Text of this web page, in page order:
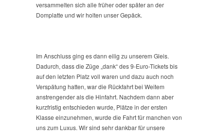
versammelten sich alle früher oder später an der
Domplatte und wir holten unser Gepäck.
Im Anschluss ging es dann eilig zu unserem Gleis.
Dadurch, dass die Züge „dank“ des 9-Euro-Tickets bis
auf den letzten Platz voll waren und dazu auch noch
Verspätung hatten, war die Rückfahrt bei Weitem
anstrengender als die Hinfahrt. Nachdem dann aber
kurzfristig entschieden wurde, Plätze in der ersten
Klasse einzunehmen, wurde die Fahrt für manchen von
uns zum Luxus. Wir sind sehr dankbar für unsere